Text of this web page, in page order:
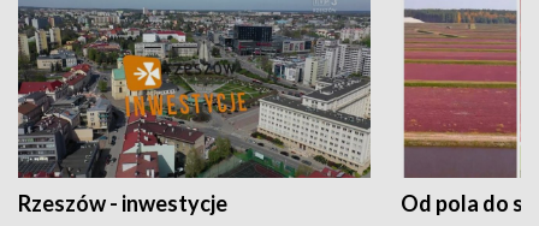
Rzeszów - inwestycje Od pola do